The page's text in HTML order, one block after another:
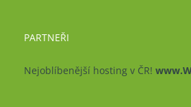
PARTNEŘI
Nejoblíbenější hosting v ČR!